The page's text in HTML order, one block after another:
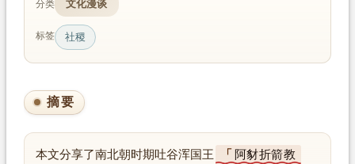
分类 文化漫谈
标签 社稷
摘要
本文分享了南北朝时期吐谷浑国王
阿豺折箭教